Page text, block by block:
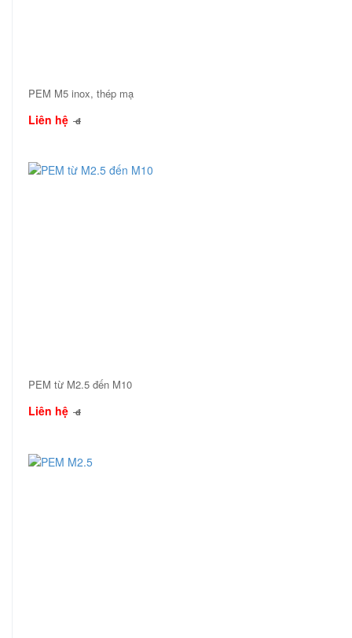
PEM M5 inox, thép mạ
Liên hệ đ
PEM từ M2.5 đến M10
Liên hệ đ